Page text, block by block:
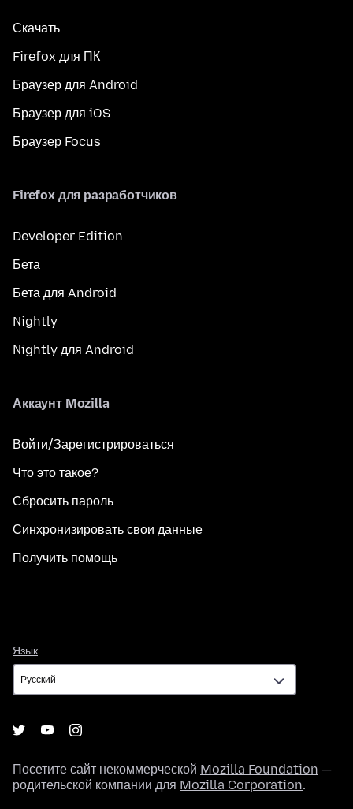
Скачать
Firefox для ПК
Браузер для Android
Браузер для iOS
Браузер Focus
Firefox для разработчиков
Developer Edition
Бета
Бета для Android
Nightly
Nightly для Android
Аккаунт Mozilla
Войти/Зарегистрироваться
Что это такое?
Сбросить пароль
Синхронизировать свои данные
Получить помощь
Язык
Посетите сайт некоммерческой Mozilla Foundation —
родительской компании для Mozilla Corporation.